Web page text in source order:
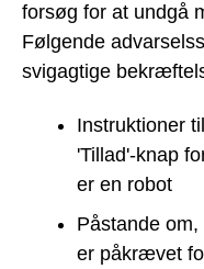
forsøg for at undgå
Følgende
svigagtige
Instruktioner
'Tillad'-knap
er en robot
Påstande
er påkrævet